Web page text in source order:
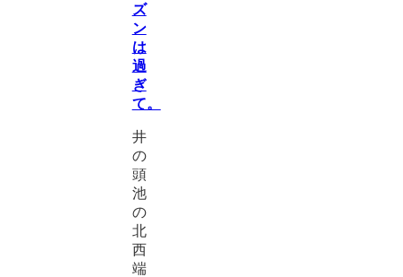
ズ
ン
は
過
ぎ
て。
井
の
頭
池
の
北
西
端